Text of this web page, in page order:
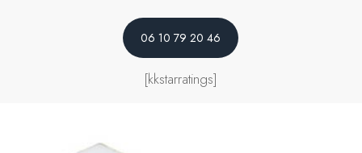
06 10 79 20 46
[kkstarratings]